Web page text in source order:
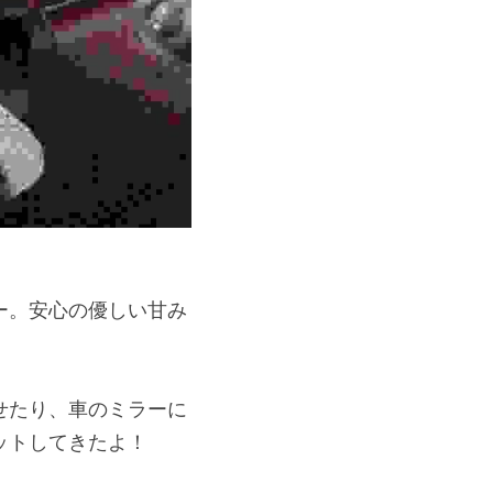
安心の優しい甘み
り、車のミラーに
してきたよ！